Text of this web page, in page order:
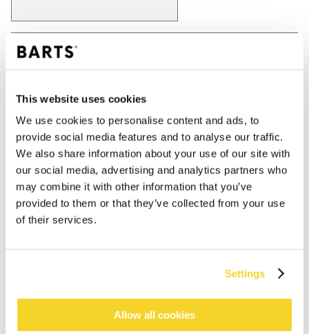
This website uses cookies
We use cookies to personalise content and ads, to
provide social media features and to analyse our traffic.
We also share information about your use of our site with
our social media, advertising and analytics partners who
may combine it with other information that you’ve
provided to them or that they’ve collected from your use
of their services.
Settings
Allow all cookies
IN WINKELWAGEN
Bestellingen die op werkdagen vóór 12:00 uur
worden geplaatst, worden dezelfde dag verzonden
Gratis verzending voor orders boven € 50,- binnen
NL
Binnen 30 dagen retourneren
Uitneembare vulling